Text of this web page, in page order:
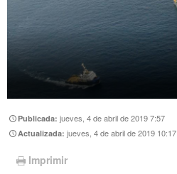
Publicada:jueves, 4 de abril de 2019 7:57
Actualizada:jueves, 4 de abril de 2019 10:17
Imprimir